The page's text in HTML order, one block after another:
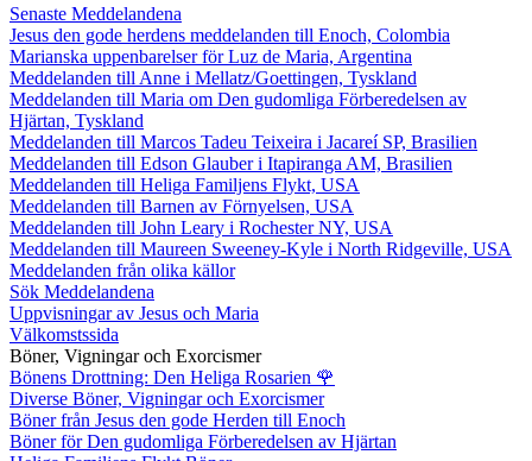
Senaste Meddelandena
Jesus den gode herdens meddelanden till Enoch, Colombia
Marianska uppenbarelser för Luz de Maria, Argentina
Meddelanden till Anne i Mellatz/Goettingen, Tyskland
Meddelanden till Maria om Den gudomliga Förberedelsen av
Hjärtan, Tyskland
Meddelanden till Marcos Tadeu Teixeira i Jacareí SP, Brasilien
Meddelanden till Edson Glauber i Itapiranga AM, Brasilien
Meddelanden till Heliga Familjens Flykt, USA
Meddelanden till Barnen av Förnyelsen, USA
Meddelanden till John Leary i Rochester NY, USA
Meddelanden till Maureen Sweeney-Kyle i North Ridgeville, USA
Meddelanden från olika källor
Sök Meddelandena
Uppvisningar av Jesus och Maria
Välkomstssida
Böner, Vigningar och Exorcismer
Bönens Drottning: Den Heliga Rosarien 🌹
Diverse Böner, Vigningar och Exorcismer
Böner från Jesus den gode Herden till Enoch
Böner för Den gudomliga Förberedelsen av Hjärtan